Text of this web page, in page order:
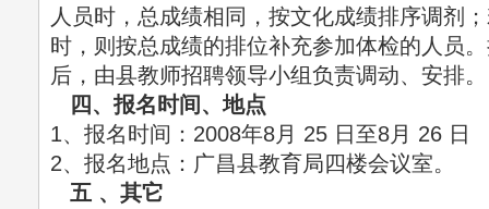
人员时，总成绩相同，按文化成绩排序调剂
时，则按总成绩的排位补充参加体检的人员
后，由县教师招聘领导小组负责调动、安排。
四、报名时间、地点
1、报名时间：2008年8月 25 日至8月 26 日
2、报名地点：广昌县教育局四楼会议室。
五 、其它